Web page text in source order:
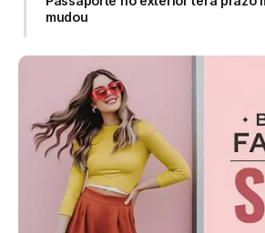
mudou